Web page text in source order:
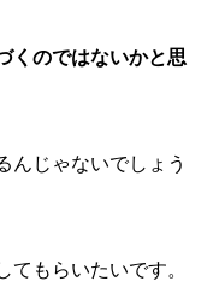
くのではないかと思
んじゃないでしょう
もらいたいです。